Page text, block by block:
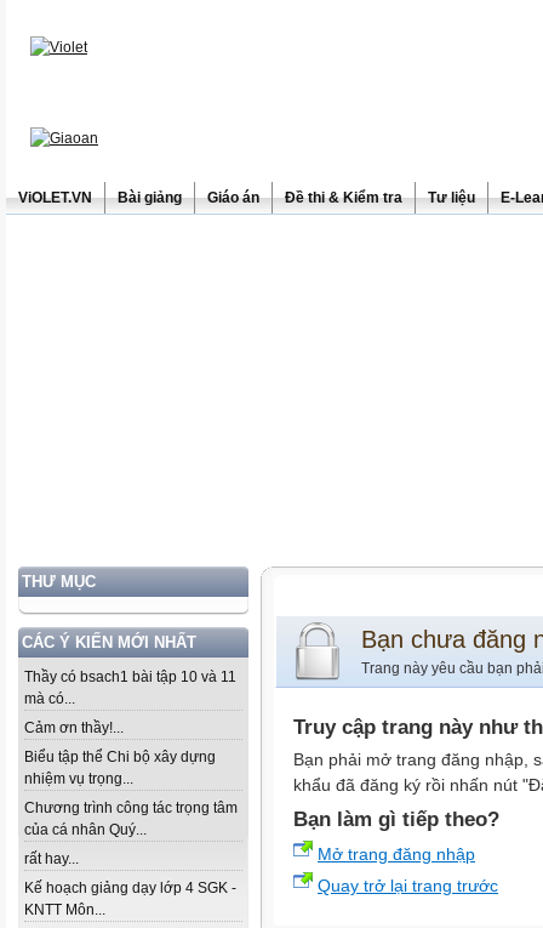
ViOLET.VN Bài giảng Giáo án Đề thi & Kiểm tra Tư liệu E-
THƯ MỤC
CÁC Ý KIẾN MỚI NHẤT
Thầy có bsach1 bài tập 10 và 11
mà có...
Cảm ơn thầy!...
Biểu tập thể Chi bộ xây dựng
nhiệm vụ trọng...
Chương trình công tác trọng tâm
của cá nhân Quý...
rất hay...
Kế hoạch giảng dạy lớp 4 SGK -
KNTT Môn...
Bạn chưa đăng
Trang này yêu cầu bạn
Truy cập trang này như
Bạn phải mở trang đăng nhập,
khẩu đã đăng ký rồi nhấn nút
Bạn làm gì tiếp theo?
Mở trang đăng nhập
Quay trở lại trang trước